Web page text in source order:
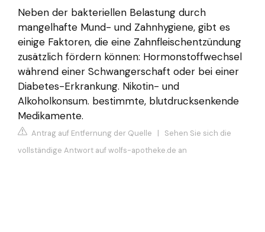
Neben der bakteriellen Belastung durch
mangelhafte Mund- und Zahnhygiene, gibt es
einige Faktoren, die eine Zahnfleischentzündung
zusätzlich fördern können: Hormonstoffwechsel
während einer Schwangerschaft oder bei einer
Diabetes-Erkrankung. Nikotin- und
Alkoholkonsum. bestimmte, blutdrucksenkende
Medikamente.
Antrag auf Entfernung der Quelle | Sehen Sie sich die
vollständige Antwort auf wolfs-apotheke.de an